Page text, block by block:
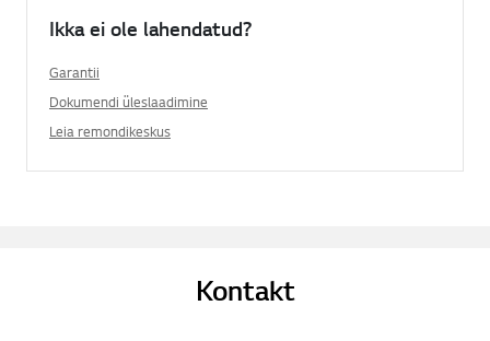
Ikka ei ole lahendatud?
Garantii
Dokumendi üleslaadimine
Leia remondikeskus
Kontakt